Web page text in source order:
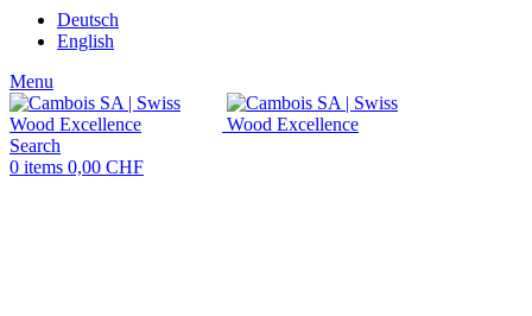
Deutsch
English
Menu
Search
0 items 0,00 CHF